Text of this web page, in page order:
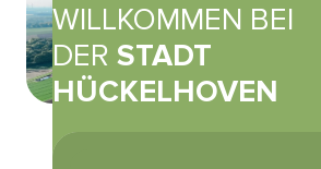
WILLKOMMEN BEI
DER STADT
HÜCKELHOVEN